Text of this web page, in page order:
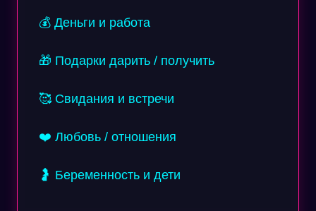
💰 Деньги и работа
🎁 Подарки дарить / получить
🥰 Свидания и встречи
❤️ Любовь / отношения
🤰 Беременность и дети